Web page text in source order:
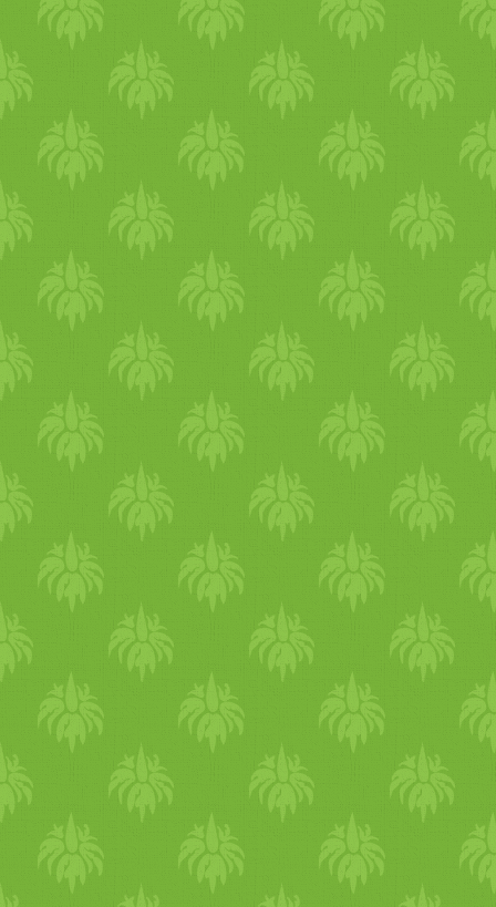
mindennek az ízefriss
őrölve. A legolcsó
bb és
legkedvesebb konyhai
gépem:) és hozzá szintén
bolha piac os ősrégiszépség es
szitát is talátunk.